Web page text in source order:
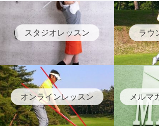
スタジオレッスン ラウ
オンラインレッスン メル